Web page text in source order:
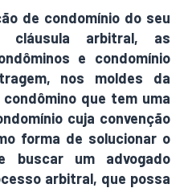
de condomínio do seu
cláusula arbitral, as
e condomínio
nos moldes da
que tem uma
cuja convenção
forma de solucionar o
buscar um advogado
arbitral, que possa